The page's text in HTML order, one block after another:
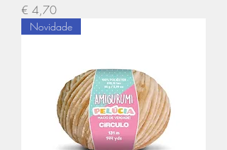
Preço
€ 4,70
Novidade